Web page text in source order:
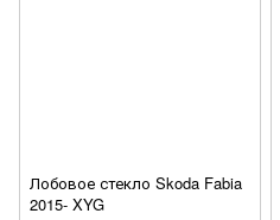
Лобовое стекло Skoda Fabia
2015- XYG